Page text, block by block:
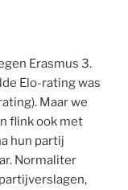
Erasmus 3.
Elo-rating was
Maar we
flink ook met
hun partij
Normaliter